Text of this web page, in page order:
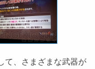
て、さまざまな武器が